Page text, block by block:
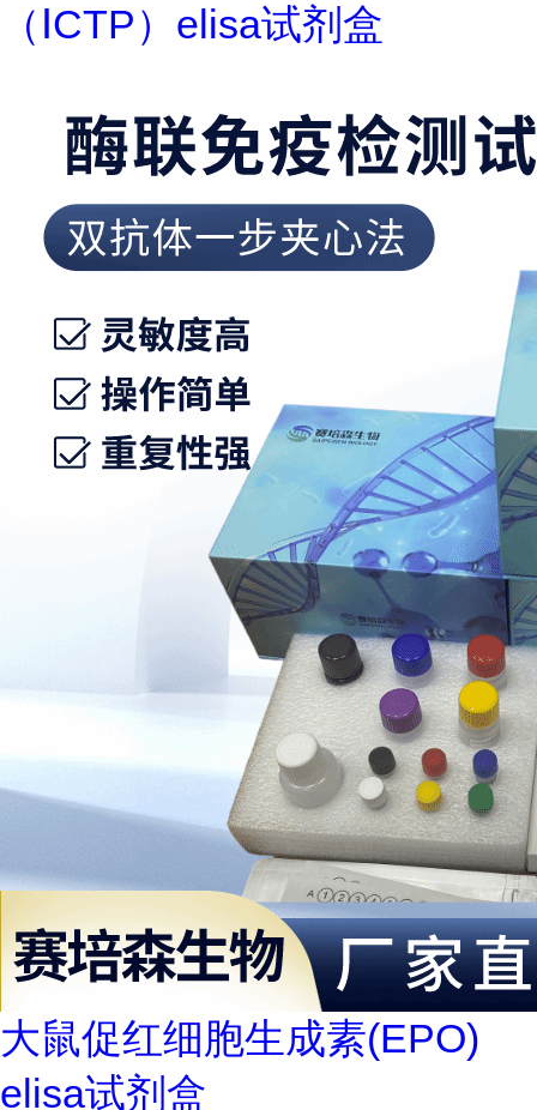
（ⅠCTP）elisa试剂盒
大鼠促红细胞生成素(EPO)
elisa试剂盒